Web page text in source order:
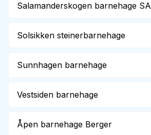
Salamanderskogen barnehage SA
Solsikken steinerbarnehage
Sunnhagen barnehage
Vestsiden barnehage
Åpen barnehage Berger